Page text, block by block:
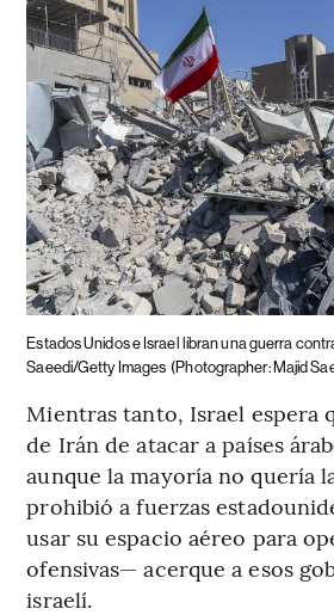
Estados Unidos e Israel libran una guerra
Saeedi/Getty Images (Photographer: Majid
Mientras tanto, Israel espera
de Irán de atacar a países
aunque la mayoría no quería
prohibió a fuerzas
usar su espacio aéreo para
ofensivas— acerque a esos
israelí.